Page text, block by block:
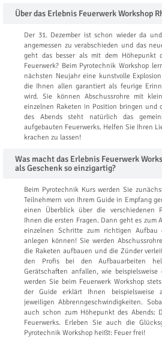
Über das Erlebnis Feuerwerk Workshop
Der 31. Dezember ist schon wieder da
angemessen zu verabschieden und das
geht das besser als mit dem Höhepunkt
Feuerwerk? Beim Pyrotechnik Workshop
nächsten Neujahr eine kunstvolle
die Ihnen allen garantiert als feurige
wird. Sie können Abschussrohre mit
einzelnen Raketen in Position bringen und
des Abends steht natürlich das
aufgebauten Feuerwerks. Helfen Sie Ihren
krachen zu lassen!
Was macht das Erlebnis Feuerwerk
als Geschenk so einzigartig?
Beim Pyrotechnik Kurs werden Sie
Teilnehmern von Ihrem Guide in Empfang
einen Überblick über die verschiedenen
Ihnen die ersten Fragen. Dann geht es zum
einzelnen Schritte zum richtigen
anlegen können! Sie werden
die Raketen aufbauen und die Zünder
den Profis bei den Aufbauarbeiten
Gerätschaften anfallen, wie beispielsweise
werden Sie beim Feuerwerk Workshop
der Guide erklärt Ihnen beispielsweise
jeweiligen Abbrenngeschwindigkeiten.
auch schon zum Höhepunkt des Abends:
Feuerwerks. Erleben Sie auch die
Pyrotechnik Workshop heißt: Feuer frei!